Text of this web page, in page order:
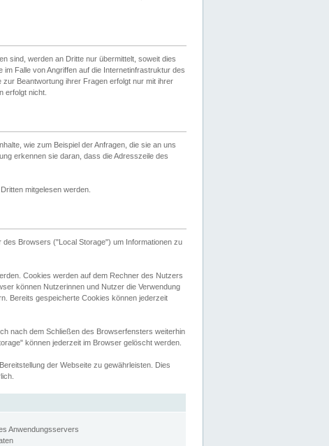
sind, werden an Dritte nur übermittelt, soweit dies
Falle von Angriffen auf die Internetinfrastruktur des
Beantwortung ihrer Fragen erfolgt nur mit ihrer
erfolgt nicht.
wie zum Beispiel der Anfragen, die sie an uns
erkennen sie daran, dass die Adresszeile des
mitgelesen werden.
Browsers ("Local Storage") um Informationen zu
Cookies werden auf dem Rechner des Nutzers
können Nutzerinnen und Nutzer die Verwendung
Bereits gespeicherte Cookies können jederzeit
nach dem Schließen des Browserfensters weiterhin
können jederzeit im Browser gelöscht werden.
der Webseite zu gewährleisten. Dies
Anwendungsservers